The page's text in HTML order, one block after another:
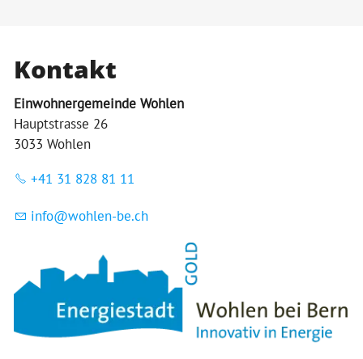
Kontakt
Einwohnergemeinde Wohlen
Hauptstrasse 26
3033 Wohlen
+41 31 828 81 11
nf w hl n-b ch